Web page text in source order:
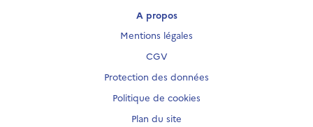
A propos
Mentions légales
CGV
Protection des données
Politique de cookies
Plan du site